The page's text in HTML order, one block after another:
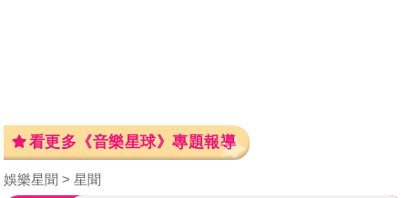
看更多《音樂星球》專題報導
娛樂星聞 星聞